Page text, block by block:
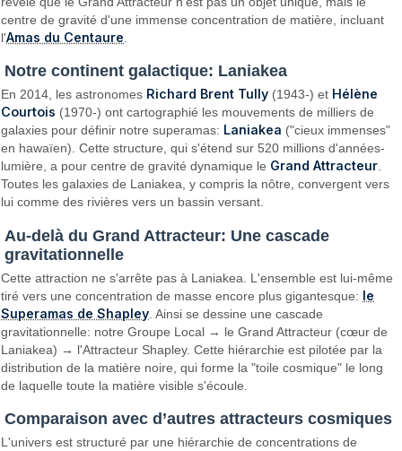
centre de gravité d'une immense concentration de matière, incluant
l'Amas du Centaure
Notre continent galactique: Laniakea
En 2014, les astronomes Richard Brent Tully (1943-) et Hélène
Courtois (1970-) ont cartographié les mouvements de milliers de
galaxies pour définir notre superamas: Laniakea ("cieux immenses"
en hawaïen). Cette structure, qui s'étend sur 520 millions d'années-
lumière, a pour centre de gravité dynamique le Grand Attracteur.
Toutes les galaxies de Laniakea, y compris la nôtre, convergent vers
lui comme des rivières vers un bassin versant.
Au-delà du Grand Attracteur: Une cascade
gravitationnelle
Cette attraction ne s'arrête pas à Laniakea. L'ensemble est lui-même
tiré vers une concentration de masse encore plus gigantesque: le
Superamas de Shapley . Ainsi se dessine une cascade
gravitationnelle: notre Groupe Local → le Grand Attracteur (cœur de
Laniakea) → l'Attracteur Shapley. Cette hiérarchie est pilotée par la
distribution de la matière noire, qui forme la "toile cosmique" le long
de laquelle toute la matière visible s'écoule.
Comparaison avec d’autres attracteurs cosmiques
L'univers est structuré par une hiérarchie de concentrations de